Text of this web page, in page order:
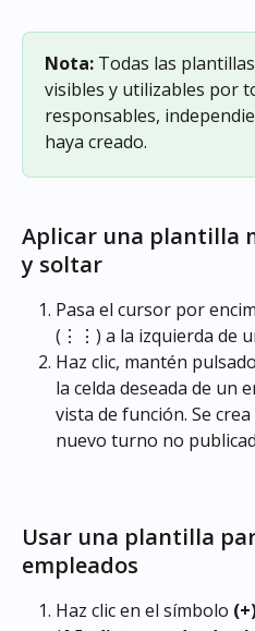
Nota: Todas las
visibles y utilizables por
responsables,
haya creado.
Aplicar una plantilla
y soltar
Pasa el cursor por
(⋮⋮) a la izquierda de
Haz clic, mantén
la celda deseada de un
vista de función. Se
nuevo turno no
Usar una plantilla
empleados
Haz clic en el símbolo